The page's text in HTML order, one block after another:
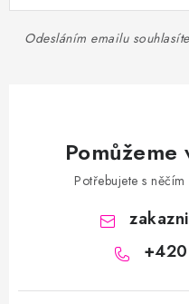
Odesláním emailu
Pomůžeme
Potřebujete s